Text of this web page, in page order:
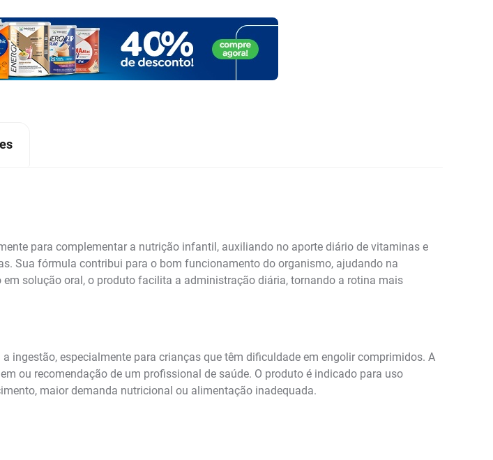
para complementar a nutrição infantil, auxiliando no aporte diário de vitaminas e
Sua fórmula contribui para o bom funcionamento do organismo, ajudando na
solução oral, o produto facilita a administração diária, tornando a rotina mais
especialmente para crianças que têm dificuldade em engolir comprimidos. A
ou recomendação de um profissional de saúde. O produto é indicado para uso
maior demanda nutricional ou alimentação inadequada.